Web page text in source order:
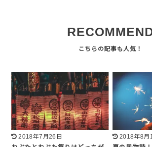
2018年7月26日
2018年8月